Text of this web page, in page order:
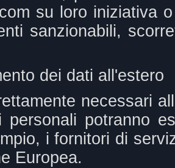
su loro iniziativa
sanzionabili,
dei dati all'estero
necessari
personali potranno
i fornitori di
Europea.